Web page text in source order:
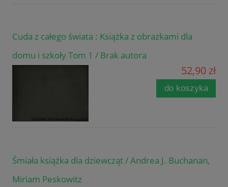
Cuda z całego świata : Książka z obrazkami dla
domu i szkoły Tom 1 / Brak autora
52,90 zł
do koszyka
Śmiała książka dla dziewcząt / Andrea J. Buchanan,
Miriam Peskowitz